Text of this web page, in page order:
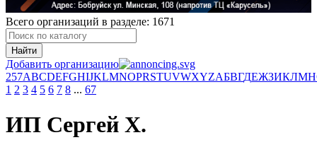
Всего организаций в разделе: 1671
Найти
Добавить организацию
257ABCDEFGHIJKLMNOPRSTUVWXYZАБВГДЕЖЗИКЛМН
1 2 3 4 5 6 7 8 ... 67
ИП Сергей Х.